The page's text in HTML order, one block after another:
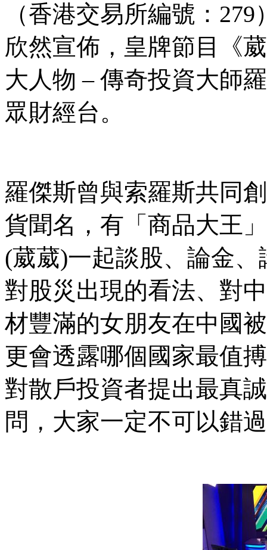
（香港交易所編號：
欣然宣佈，皇牌節目《
大人物 – 傳奇投資大師
眾財經台。
羅傑斯曾與索羅斯共同
貨聞名，有「商品大王
(葳葳)一起談股、論金
對股災出現的看法、對
材豐滿的女朋友在中國
更會透露哪個國家最值
對散戶投資者提出最真
問，大家一定不可以錯